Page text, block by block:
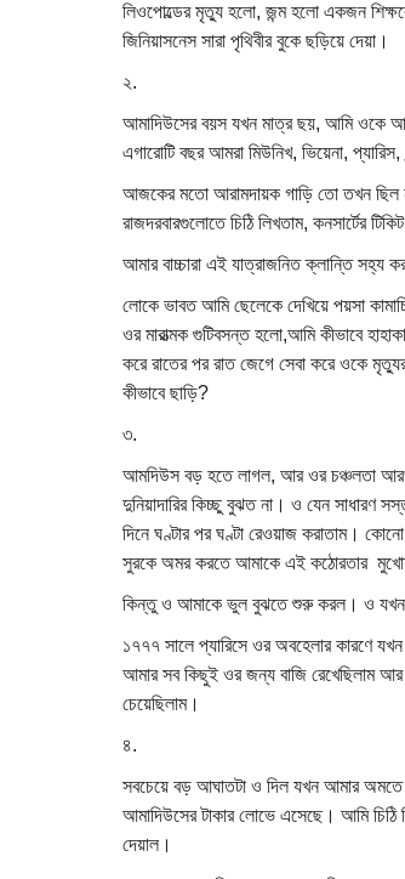
লিওপোল্ডের মৃত্যু হলো, জন্ম হলো একজন
জিনিয়াসনেস সারা পৃথিবীর বুকে ছড়িয়ে দেয়া।
২.
আমাদিউসের বয়স যখন মাত্র ছয়, আমি ওকে
এগারোটি বছর আমরা মিউনিখ, ভিয়েনা, প্যারিস,
আজকের মতো আরামদায়ক গাড়ি তো তখন ছিল
রাজদরবারগুলোতে চিঠি লিখতাম, কনসার্টের
আমার বাচ্চারা এই যাত্রাজনিত ক্লান্তি
লোকে ভাবত আমি ছেলেকে দেখিয়ে পয়সা
ওর মারাত্মক গুটিবসন্ত হলো,আমি কীভাবে
করে রাতের পর রাত জেগে সেবা করে ওকে
কীভাবে ছাড়ি?
৩.
আমদিউস বড় হতে লাগল, আর ওর চঞ্চলতা
দুনিয়াদারির কিচ্ছু বুঝত না। ও যেন সাধারণ
দিনে ঘণ্টার পর ঘণ্টা রেওয়াজ করাতাম।
সুরকে অমর করতে আমাকে এই কঠোরতার
কিন্তু ও আমাকে ভুল বুঝতে শুরু করল। ও যখন
১৭৭৭ সালে প্যারিসে ওর অবহেলার কারণে
আমার সব কিছুই ওর জন্য বাজি রেখেছিলাম
চেয়েছিলাম।
৪.
সবচেয়ে বড় আঘাতটা ও দিল যখন আমার
আমাদিউসের টাকার লোভে এসেছে। আমি চিঠি
দেয়াল।